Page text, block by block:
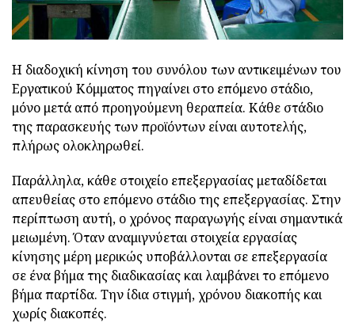
Η διαδοχική κίνηση του συνόλου των αντικειμένων του
Εργατικού Κόμματος πηγαίνει στο επόμενο στάδιο,
μόνο μετά από προηγούμενη θεραπεία. Κάθε στάδιο
της παρασκευής των προϊόντων είναι αυτοτελής,
πλήρως ολοκληρωθεί.
Παράλληλα, κάθε στοιχείο επεξεργασίας μεταδίδεται
απευθείας στο επόμενο στάδιο της επεξεργασίας. Στην
περίπτωση αυτή, ο χρόνος παραγωγής είναι σημαντικά
μειωμένη. Όταν αναμιγνύεται στοιχεία εργασίας
κίνησης μέρη μερικώς υποβάλλονται σε επεξεργασία
σε ένα βήμα της διαδικασίας και λαμβάνει το επόμενο
βήμα παρτίδα. Την ίδια στιγμή, χρόνου διακοπής και
χωρίς διακοπές.